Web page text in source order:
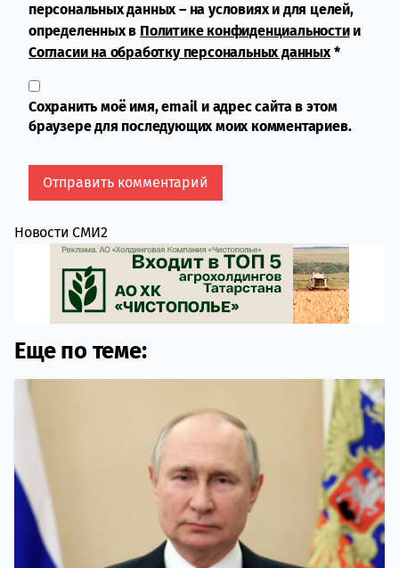
персональных данных – на условиях и для целей,
определенных в Политике конфиденциальностии
Согласии на обработку персональных данных*
Сохранить моё имя, email и адрес сайта в этом
браузере для последующих моих комментариев.
Новости СМИ2
Еще по теме: